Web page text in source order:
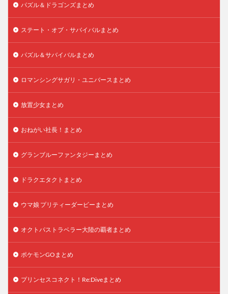
パズル＆ドラゴンズまとめ
ステート・オブ・サバイバルまとめ
パズル＆サバイバルまとめ
ロマンシングサガリ・ユニバースまとめ
放置少女まとめ
おねがい社長！まとめ
グランブルーファンタジーまとめ
ドラクエタクトまとめ
ウマ娘 プリティーダービーまとめ
オクトパストラベラー大陸の覇者まとめ
ポケモンGOまとめ
プリンセスコネクト！Re:Diveまとめ